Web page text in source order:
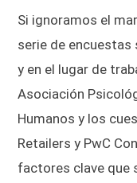
Si ignoramos el
serie de
y en el lugar de
Asociación
Humanos y los
Retailers y PwC
factores clave que